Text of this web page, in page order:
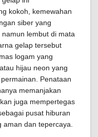
kokoh, kemewahan
siber yang
lembut di mata
gelap tersebut
logam yang
hijau neon yang
Penataan
memanjakan
juga mempertegas
pusat hiburan
dan tepercaya.